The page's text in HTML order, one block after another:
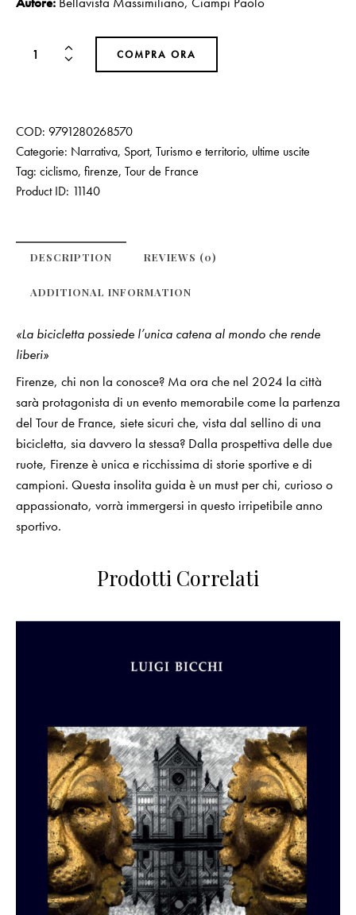
COMPRA ORA
COD: 9791280268570
Categorie: Narrativa, Sport, Turismo e territorio, ultime uscite
Tag: ciclismo, firenze, Tour de France
Product ID: 11140
DESCRIPTION REVIEWS (0)
ADDITIONAL INFORMATION
«La bicicletta possiede l’unica catena al mondo che rende
liberi»
Firenze, chi non la conosce? Ma ora che nel 2024 la città
sarà protagonista di un evento memorabile come la partenza
del Tour de France, siete sicuri che, vista dal sellino di una
bicicletta, sia davvero la stessa? Dalla prospettiva delle due
ruote, Firenze è unica e ricchissima di storie sportive e di
campioni. Questa insolita guida è un must per chi, curioso o
appassionato, vorrà immergersi in questo irripetibile anno
sportivo.
Prodotti Correlati